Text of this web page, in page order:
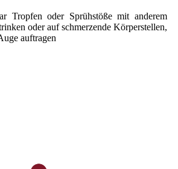
Tropfen oder Sprühstöße mit anderem
oder auf schmerzende Körperstellen,
auftragen